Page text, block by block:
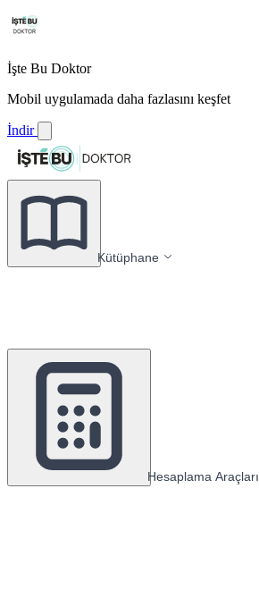
İşte Bu Doktor
Mobil uygulamada daha fazlasını keşfet
İndir
Kütüphane
Hesaplama Araçları